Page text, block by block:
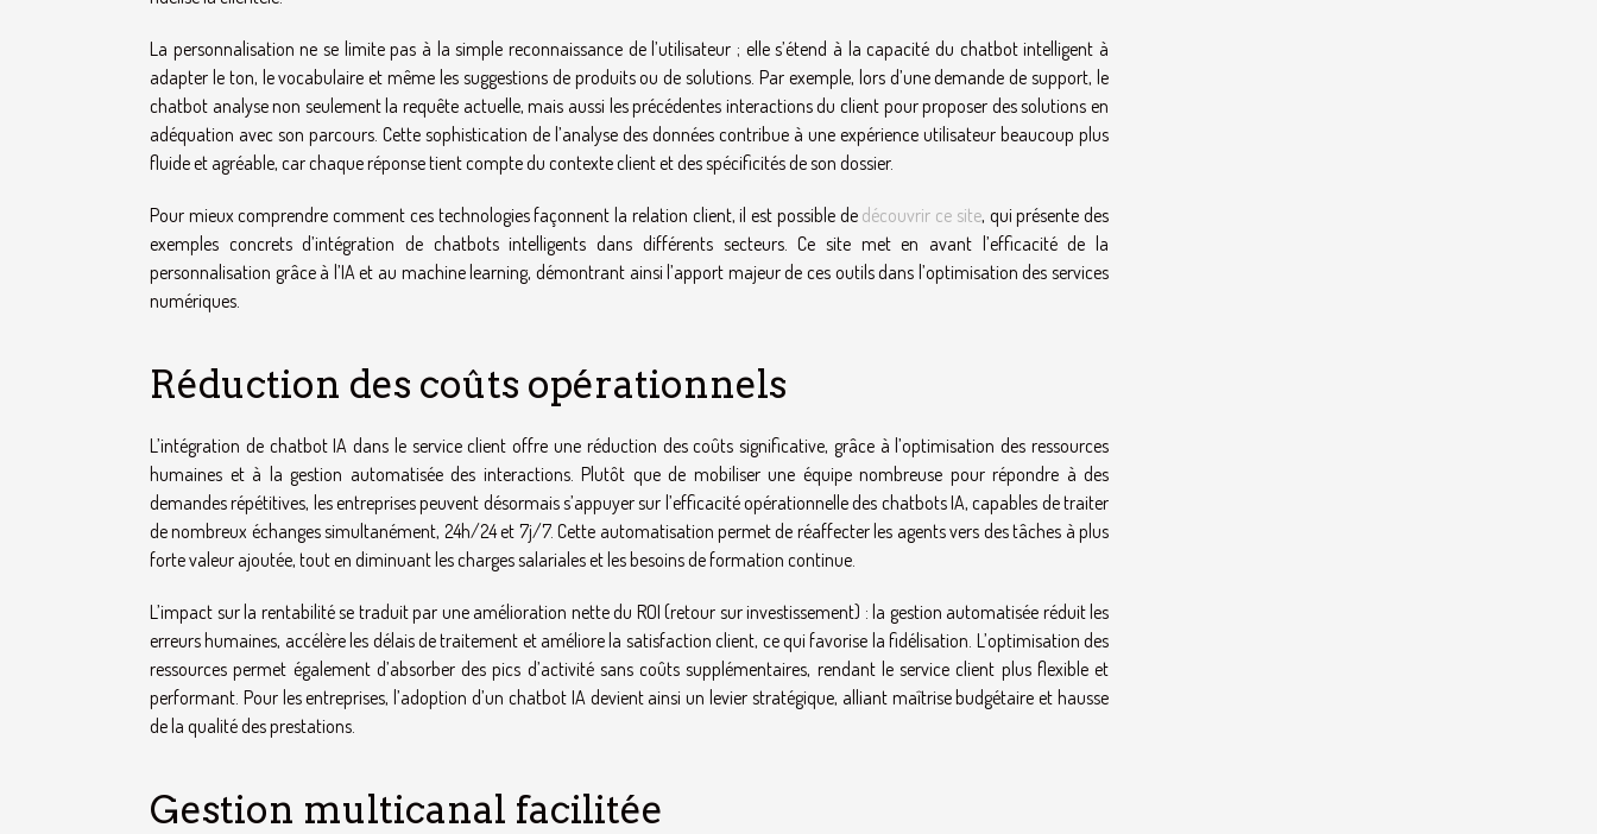
La personnalisation ne se limite pas à la simple reconnaissance de l’utilisateur ; elle s’étend à la capacité du chatbot intelligent à
adapter le ton, le vocabulaire et même les suggestions de produits ou de solutions. Par exemple, lors d’une demande de support, le
chatbot analyse non seulement la requête actuelle, mais aussi les précédentes interactions du client pour proposer des solutions en
adéquation avec son parcours. Cette sophistication de l’analyse des données contribue à une expérience utilisateur beaucoup plus
fluide et agréable, car chaque réponse tient compte du contexte client et des spécificités de son dossier.
Pour mieux comprendre comment ces technologies façonnent la relation client, il est possible de découvrir ce site, qui présente des
exemples concrets d’intégration de chatbots intelligents dans différents secteurs. Ce site met en avant l’efficacité de la
personnalisation grâce à l’IA et au machine learning, démontrant ainsi l’apport majeur de ces outils dans l’optimisation des services
numériques.
Réduction des coûts opérationnels
L’intégration de chatbot IA dans le service client offre une réduction des coûts significative, grâce à l’optimisation des ressources
humaines et à la gestion automatisée des interactions. Plutôt que de mobiliser une équipe nombreuse pour répondre à des
demandes répétitives, les entreprises peuvent désormais s’appuyer sur l’efficacité opérationnelle des chatbots IA, capables de traiter
de nombreux échanges simultanément, 24h/24 et 7j/7. Cette automatisation permet de réaffecter les agents vers des tâches à plus
forte valeur ajoutée, tout en diminuant les charges salariales et les besoins de formation continue.
L’impact sur la rentabilité se traduit par une amélioration nette du ROI (retour sur investissement) : la gestion automatisée réduit les
erreurs humaines, accélère les délais de traitement et améliore la satisfaction client, ce qui favorise la fidélisation. L’optimisation des
ressources permet également d’absorber des pics d’activité sans coûts supplémentaires, rendant le service client plus flexible et
performant. Pour les entreprises, l’adoption d’un chatbot IA devient ainsi un levier stratégique, alliant maîtrise budgétaire et hausse
de la qualité des prestations.
Gestion multicanal facilitée